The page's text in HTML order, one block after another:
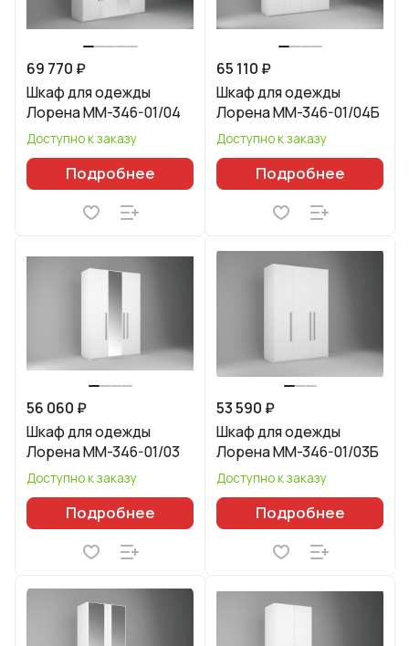
69 770 ₽
Шкаф для одежды
Лорена ММ-346-01/04
Доступно к заказу
Подробнее
65 110 ₽
Шкаф для одежды
Лорена ММ-346-01/04Б
Доступно к заказу
Подробнее
56 060 ₽
Шкаф для одежды
Лорена ММ-346-01/03
Доступно к заказу
Подробнее
53 590 ₽
Шкаф для одежды
Лорена ММ-346-01/03Б
Доступно к заказу
Подробнее